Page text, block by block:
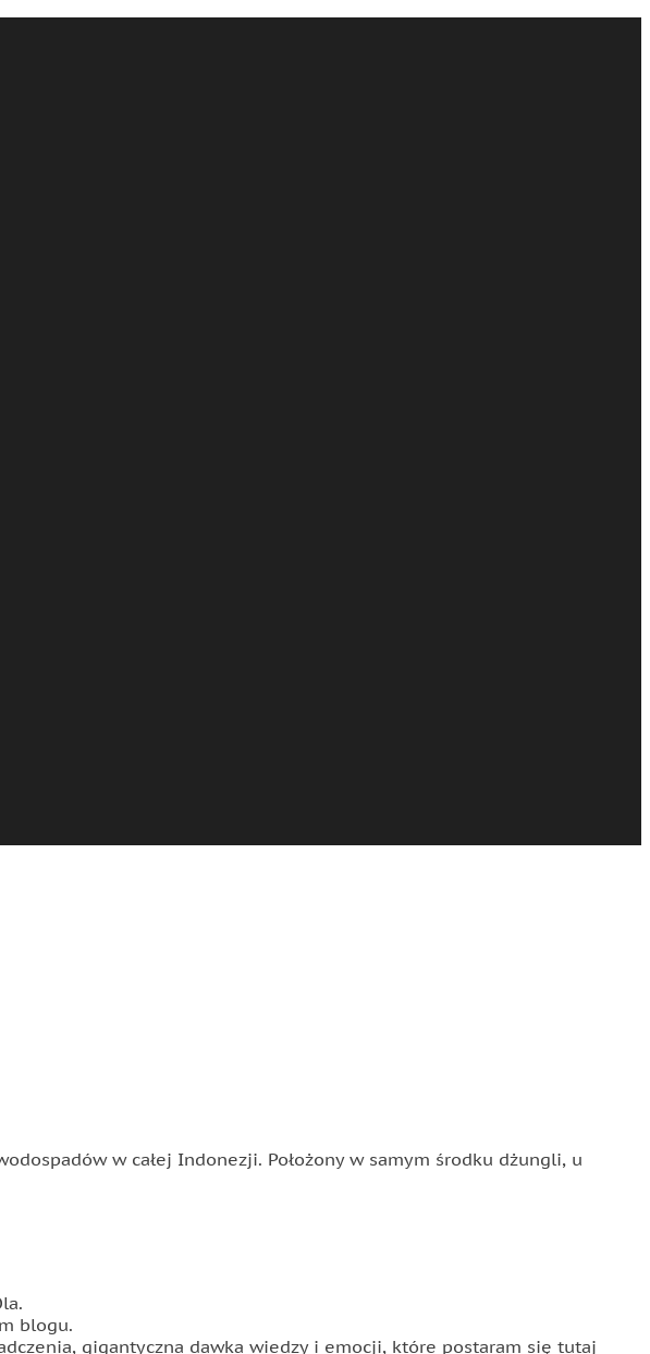
w całej Indonezji. Położony w samym środku dżungli, u
blogu.
gigantyczna dawka wiedzy i emocji, które postaram się tutaj